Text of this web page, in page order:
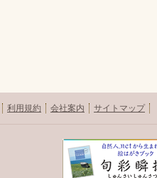
利用規約 会社案内 サイトマップ